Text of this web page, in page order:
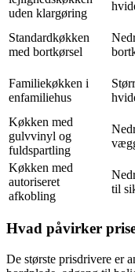
uden klargøring
Standardkøkken
med bortkørsel
Familiekøkken i
enfamiliehus
Køkken med
gulvvinyl og
fuldspartling
Køkken med
autoriseret
afkobling
til
Hvad påvirker
De største prisdrivere er